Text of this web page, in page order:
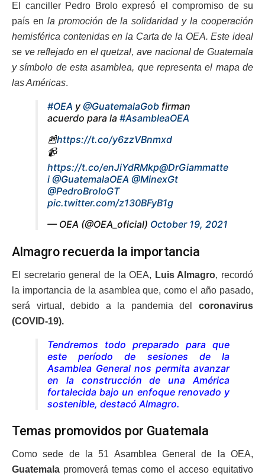
El canciller Pedro Brolo expresó el compromiso de su
país en la promoción de la solidaridad y la cooperación
hemisférica contenidas en la Carta de la OEA. Este ideal
se ve reflejado en el quetzal, ave nacional de Guatemala
y símbolo de esta asamblea, que representa el mapa de
las Américas.
#OEA y @GuatemalaGob firman
acuerdo para la #AsambleaOEA
📰https://t.co/y6zzVBnmxd
📹
https://t.co/enJiYdRMkp@DrGiammatte
i @GuatemalaOEA @MinexGt
@PedroBroloGT
pic.twitter.com/z130BFyB1g
— OEA (@OEA_oficial) October 19, 2021
Almagro recuerda la importancia
El secretario general de la OEA, Luis Almagro, recordó
la importancia de la asamblea que, como el año pasado,
será virtual, debido a la pandemia del coronavirus
(COVID-19).
Tendremos todo preparado para que
este período de sesiones de la
Asamblea General nos permita avanzar
en la construcción de una América
fortalecida bajo un enfoque renovado y
sostenible, destacó Almagro.
Temas promovidos por Guatemala
Como sede de la 51 Asamblea General de la OEA,
Guatemala promoverá temas como el acceso equitativo